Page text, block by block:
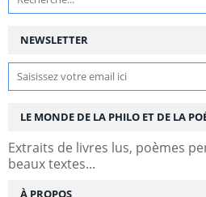
NEWSLETTER
LE MONDE DE LA PHILO ET DE LA
Extraits de livres lus, poèmes
beaux textes...
À PROPOS